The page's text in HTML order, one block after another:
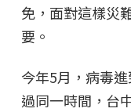
免，面對這樣災
要。
今年5月，病毒
過同一時間，台